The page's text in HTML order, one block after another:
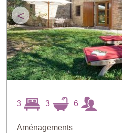
<
3 3 6
Aménagements